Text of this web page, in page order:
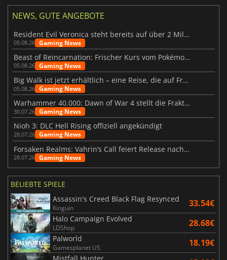
NEWS, GUTE ANGEBOTE
Resident Evil Veronica steht bereits auf über 2 Millionen Wunschlisten
05.08.26 Gaming News
Beast of Reincarnation: Frischer Kurs vom Pokémon-Studio
05.08.26 Gaming News
Big Walk ist jetzt erhältlich – eine Reise, die auf Freundschaft basiert
05.08.26 Gaming News
Warhammer 40.000: Dawn of War 4 stellt die Fraktion der Necrons vor
30.07.26 Gaming News
Nioh 3: DLC Hell Rising offiziell angekündigt
28.07.26 Gaming News
Forsaken Realms: Vahrin’s Call feiert Release nach 10 Jahren
28.07.26 Gaming News
BELIEBTE SPIELE
Assassin's Creed Black Flag Resynced
Kinguin 33.54€
Halo Campaign Evolved
LDShop 28.68€
Palworld
Gamesplanet US 18.19€